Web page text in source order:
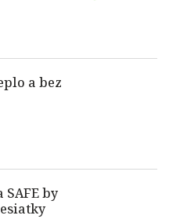
a bez
by